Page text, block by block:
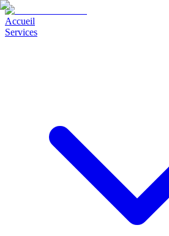
Accueil
Services